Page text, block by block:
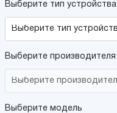
Выберите тип устройства
Выберите производителя
Выберите модель